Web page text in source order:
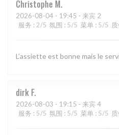
Christophe M
2026-08-04 - 19:45 - 来宾 2
服务 : 2/5 氛围 : 5/5 菜单 : 5/5
L’assiette est bonne mais le
dirk F
2026-08-03 - 19:15 - 来宾 4
服务 : 5/5 氛围 : 5/5 菜单 : 5/5